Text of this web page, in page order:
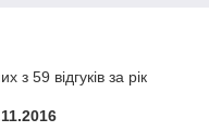
з 59 відгуків за рік